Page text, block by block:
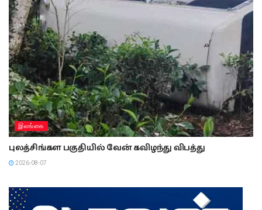
இலங்கை
புலத்சிங்கள பகுதியில் வேன் கவிழந்து விபத்து
2026-08-07